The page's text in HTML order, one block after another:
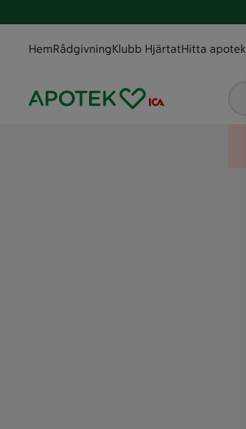
HemRådgivningKlubb HjärtatHitta apotek